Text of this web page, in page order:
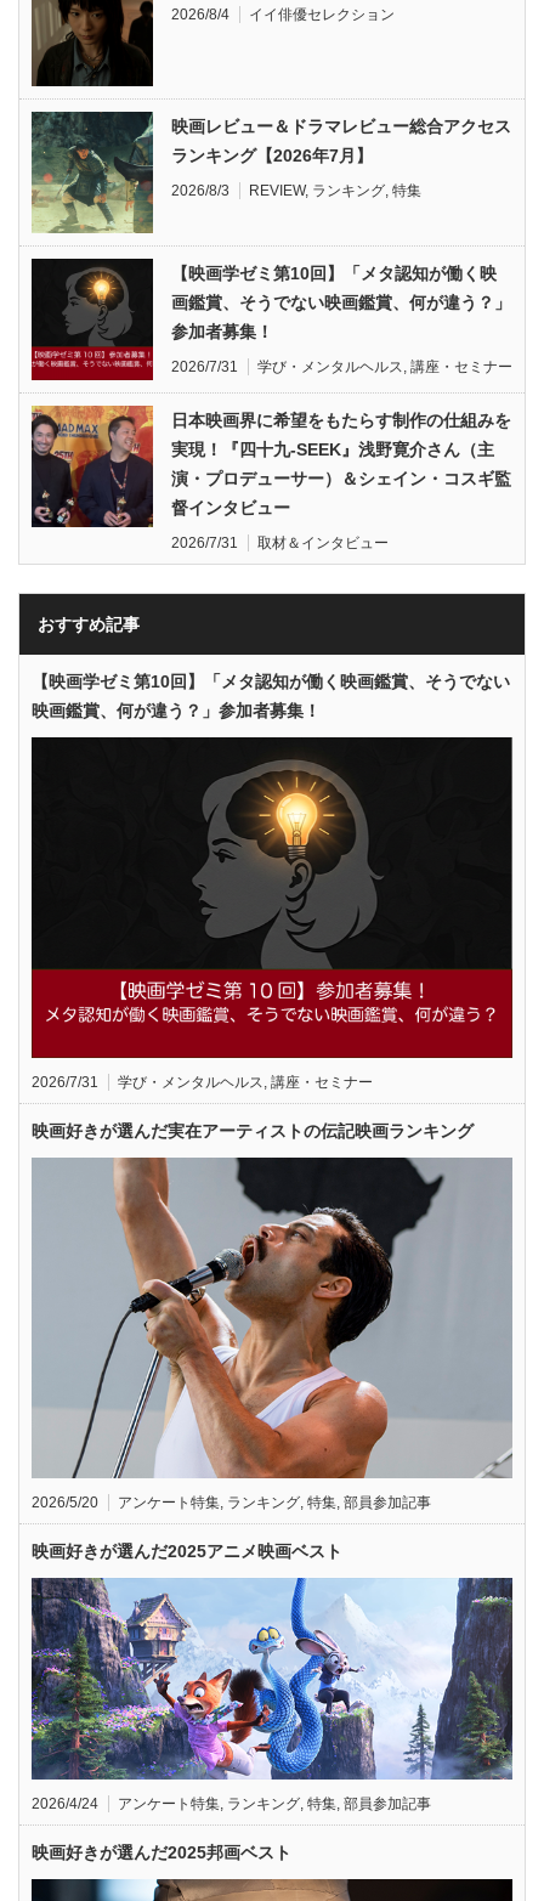
2026/8/4 イイ俳優セレクション
映画レビュー＆ドラマレビュー総合アクセス
ランキング【2026年7月】
2026/8/3 REVIEW, ランキング, 特集
【映画学ゼミ第10回】「メタ認知が働く映
画鑑賞、そうでない映画鑑賞、何が違う？」
参加者募集！
2026/7/31 学び・メンタルヘルス, 講座・セミナー
日本映画界に希望をもたらす制作の仕組みを
実現！『四十九-SEEK』浅野寛介さん（主
演・プロデューサー）＆シェイン・コスギ監
督インタビュー
2026/7/31 取材＆インタビュー
おすすめ記事
【映画学ゼミ第10回】「メタ認知が働く映画鑑賞、そうでない
映画鑑賞、何が違う？」参加者募集！
2026/7/31 学び・メンタルヘルス, 講座・セミナー
映画好きが選んだ実在アーティストの伝記映画ランキング
2026/5/20 アンケート特集, ランキング, 特集, 部員参加記事
映画好きが選んだ2025アニメ映画ベスト
2026/4/24 アンケート特集, ランキング, 特集, 部員参加記事
映画好きが選んだ2025邦画ベスト